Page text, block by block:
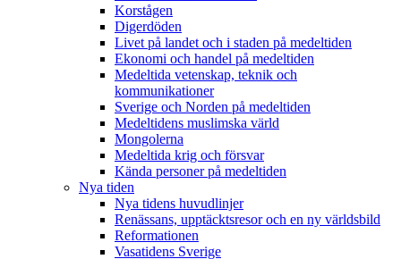
Korstågen
Digerdöden
Livet på landet och i staden på medeltiden
Ekonomi och handel på medeltiden
Medeltida vetenskap, teknik och
kommunikationer
Sverige och Norden på medeltiden
Medeltidens muslimska värld
Mongolerna
Medeltida krig och försvar
Kända personer på medeltiden
Nya tiden
Nya tidens huvudlinjer
Renässans, upptäcktsresor och en ny världsbild
Reformationen
Vasatidens Sverige